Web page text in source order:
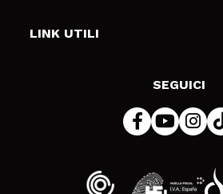
Metodi di pagamamento
Termini e condizioni
LINK UTILI
SEGUICI